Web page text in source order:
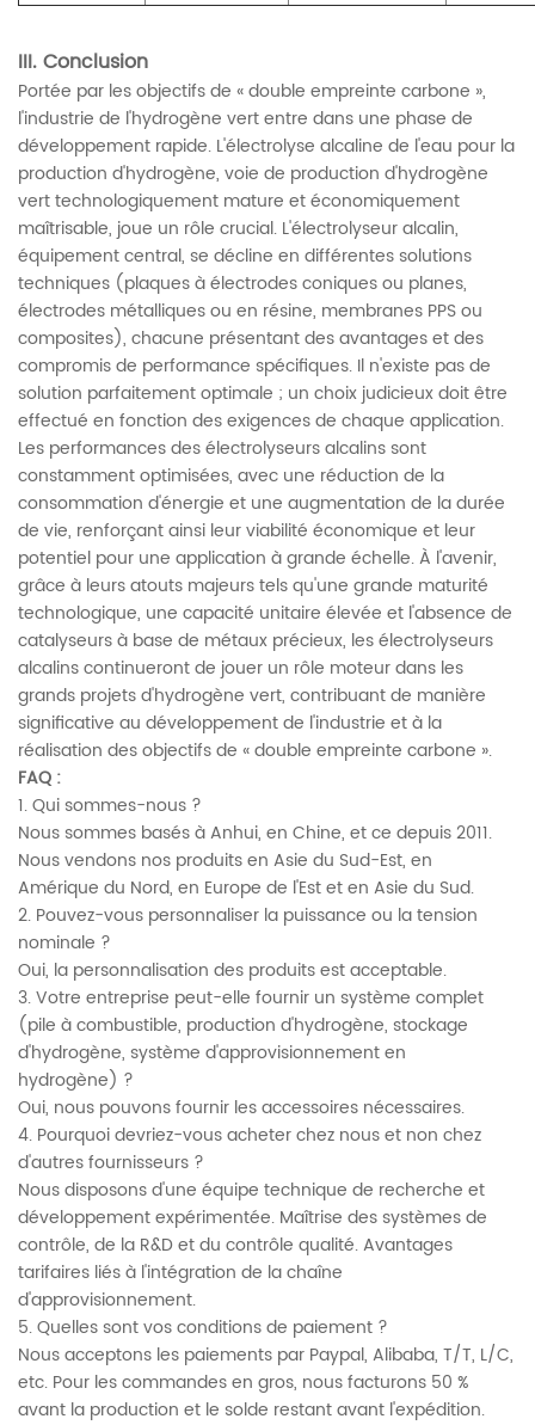
III. Conclusion
Portée par les objectifs de « double empreinte carbone »,
l'industrie de l'hydrogène vert entre dans une phase de
développement rapide. L'électrolyse alcaline de l'eau pour la
production d'hydrogène, voie de production d'hydrogène
vert technologiquement mature et économiquement
maîtrisable, joue un rôle crucial. L'électrolyseur alcalin,
équipement central, se décline en différentes solutions
techniques (plaques à électrodes coniques ou planes,
électrodes métalliques ou en résine, membranes PPS ou
composites), chacune présentant des avantages et des
compromis de performance spécifiques. Il n'existe pas de
solution parfaitement optimale ; un choix judicieux doit être
effectué en fonction des exigences de chaque application.
Les performances des électrolyseurs alcalins sont
constamment optimisées, avec une réduction de la
consommation d'énergie et une augmentation de la durée
de vie, renforçant ainsi leur viabilité économique et leur
potentiel pour une application à grande échelle. À l'avenir,
grâce à leurs atouts majeurs tels qu'une grande maturité
technologique, une capacité unitaire élevée et l'absence de
catalyseurs à base de métaux précieux, les électrolyseurs
alcalins continueront de jouer un rôle moteur dans les
grands projets d'hydrogène vert, contribuant de manière
significative au développement de l'industrie et à la
réalisation des objectifs de « double empreinte carbone ».
FAQ :
1. Qui sommes-nous ?
Nous sommes basés à Anhui, en Chine, et ce depuis 2011.
Nous vendons nos produits en Asie du Sud-Est, en
Amérique du Nord, en Europe de l'Est et en Asie du Sud.
2. Pouvez-vous personnaliser la puissance ou la tension
nominale ?
Oui, la personnalisation des produits est acceptable.
3. Votre entreprise peut-elle fournir un système complet
(pile à combustible, production d'hydrogène, stockage
d'hydrogène, système d'approvisionnement en
hydrogène) ?
Oui, nous pouvons fournir les accessoires nécessaires.
4. Pourquoi devriez-vous acheter chez nous et non chez
d'autres fournisseurs ?
Nous disposons d'une équipe technique de recherche et
développement expérimentée. Maîtrise des systèmes de
contrôle, de la R&D et du contrôle qualité. Avantages
tarifaires liés à l'intégration de la chaîne
d'approvisionnement.
5. Quelles sont vos conditions de paiement ?
Nous acceptons les paiements par Paypal, Alibaba, T/T, L/C,
etc. Pour les commandes en gros, nous facturons 50 %
avant la production et le solde restant avant l'expédition.